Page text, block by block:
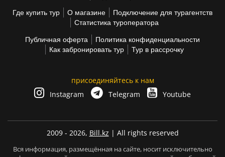
Где купить тур О магазине
Подключение для турагентств
Статистика туроператора
Публичная оферта
Политика конфиденциальности
Как забронировать тур
Тур в рассрочку
присоединяйтесь к нам
Instagram
Telegram Youtube
2009 - 2026, Bill.kz | All rights reserved
Вся информация, размещённая на сайте, носит исключительно